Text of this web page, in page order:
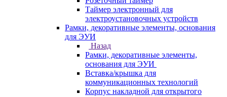
Таймер электронный для
электроустановочных устройств
Рамки, декоративные элементы, основания
для ЭУИ
Назад
Рамки, декоративные элементы,
основания для ЭУИ
Вставка/крышка для
коммуникационных технологий
Корпус накладной для открытого